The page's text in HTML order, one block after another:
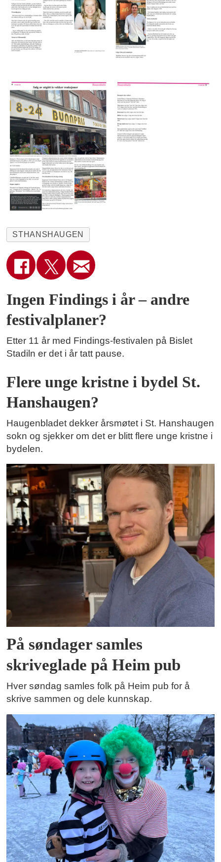
STHANSHAUGEN
Ingen Findings i år – andre
festivalplaner?
Etter 11 år med Findings-festivalen på Bislet
Stadiln er det i år tatt pause.
Flere unge kristne i bydel St.
Hanshaugen?
Haugenbladet dekker årsmøtet i St. Hanshaugen
sokn og sjekker om det er blitt flere unge kristne i
bydelen.
På søndager samles
skriveglade på Heim pub
Hver søndag samles folk på Heim pub for å
skrive sammen og dele kunnskap.